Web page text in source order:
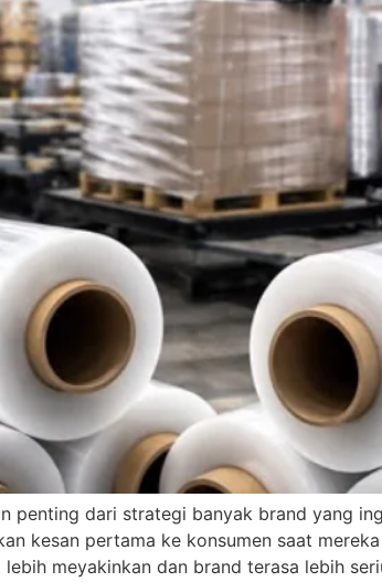
penting dari strategi banyak brand yang
kesan pertama ke konsumen saat
meyakinkan dan brand terasa lebih